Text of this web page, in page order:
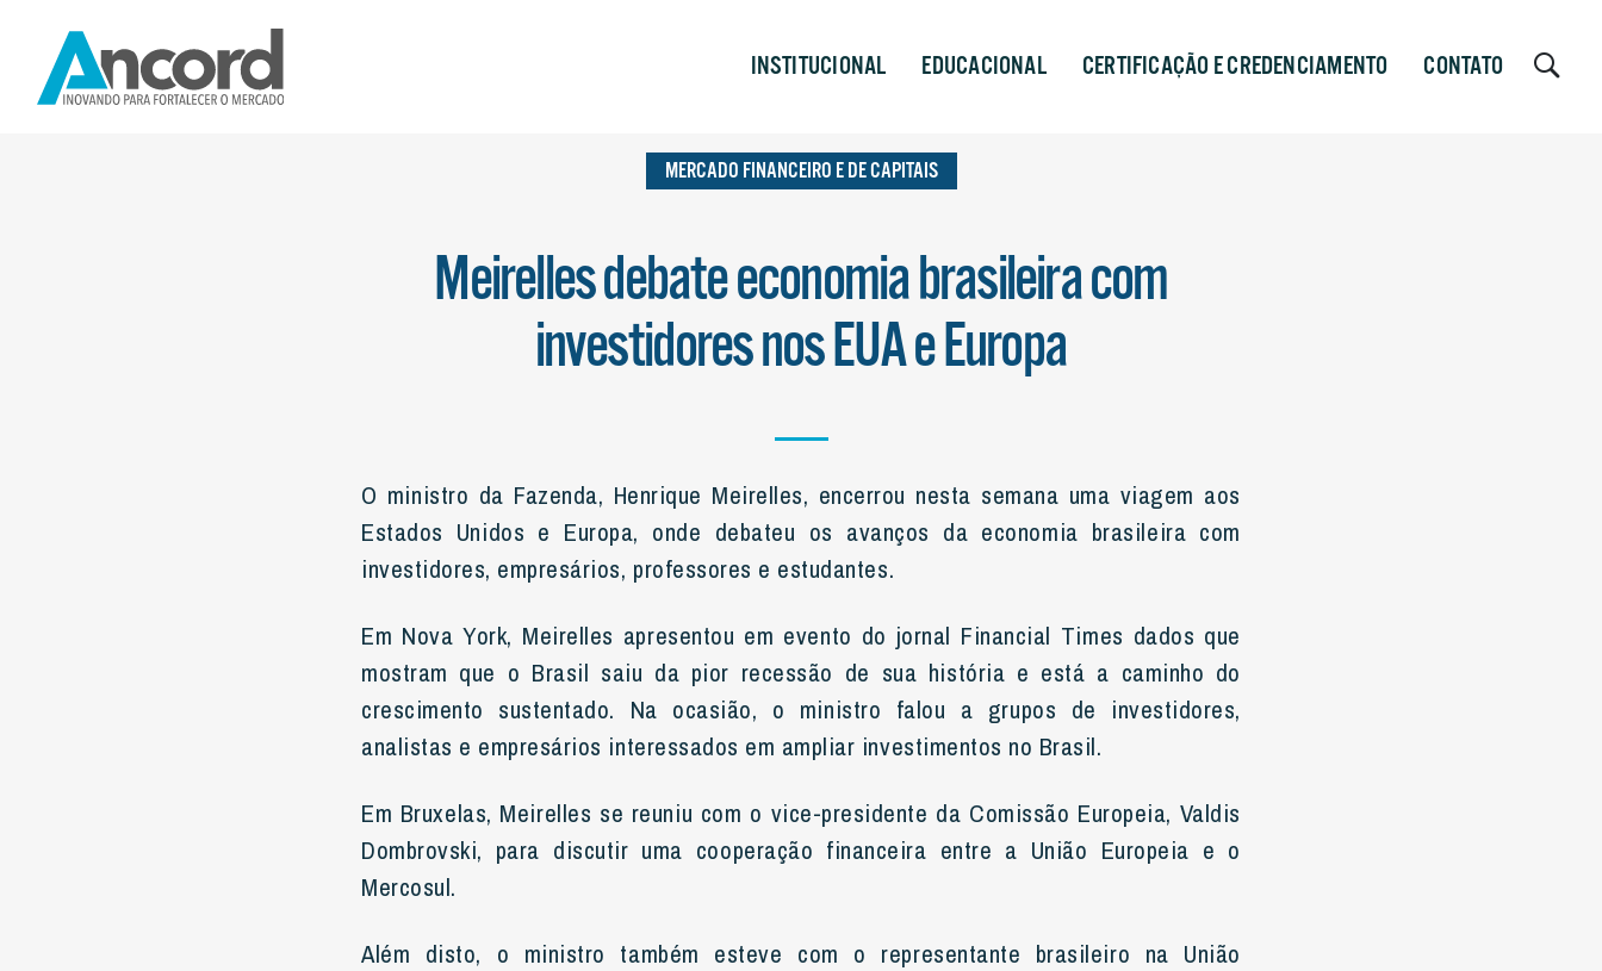
INSTITUCIONAL EDUCACIONAL CERTIFICAÇÃO E CREDENCIAMENTO CONTATO
INSTITUCIONAL
MERCADO FINANCEIRO E DE CAPITAIS
Meirelles debate economia brasileira com
investidores nos EUA e Europa
O ministro da Fazenda, Henrique Meirelles, encerrou nesta semana uma viagem aos
Estados Unidos e Europa, onde debateu os avanços da economia brasileira com
investidores, empresários, professores e estudantes.
Em Nova York, Meirelles apresentou em evento do jornal Financial Times dados que
mostram que o Brasil saiu da pior recessão de sua história e está a caminho do
crescimento sustentado. Na ocasião, o ministro falou a grupos de investidores,
analistas e empresários interessados em ampliar investimentos no Brasil.
Em Bruxelas, Meirelles se reuniu com o vice-presidente da Comissão Europeia, Valdis
Dombrovski, para discutir uma cooperação financeira entre a União Europeia e o
Mercosul.
Além disto, o ministro também esteve com o representante brasileiro na União